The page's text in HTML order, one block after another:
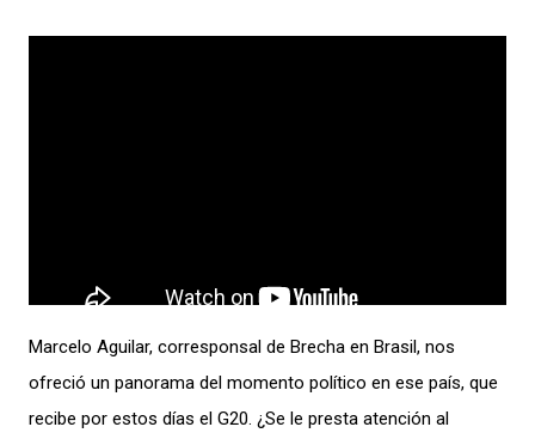
Marcelo Aguilar, corresponsal de Brecha en Brasil, nos
ofreció un panorama del momento político en ese país, que
recibe por estos días el G20. ¿Se le presta atención al